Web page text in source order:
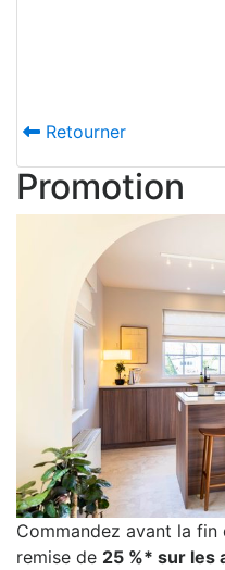
Retourner
Promotion
Commandez avant la
remise de 25 %* sur les